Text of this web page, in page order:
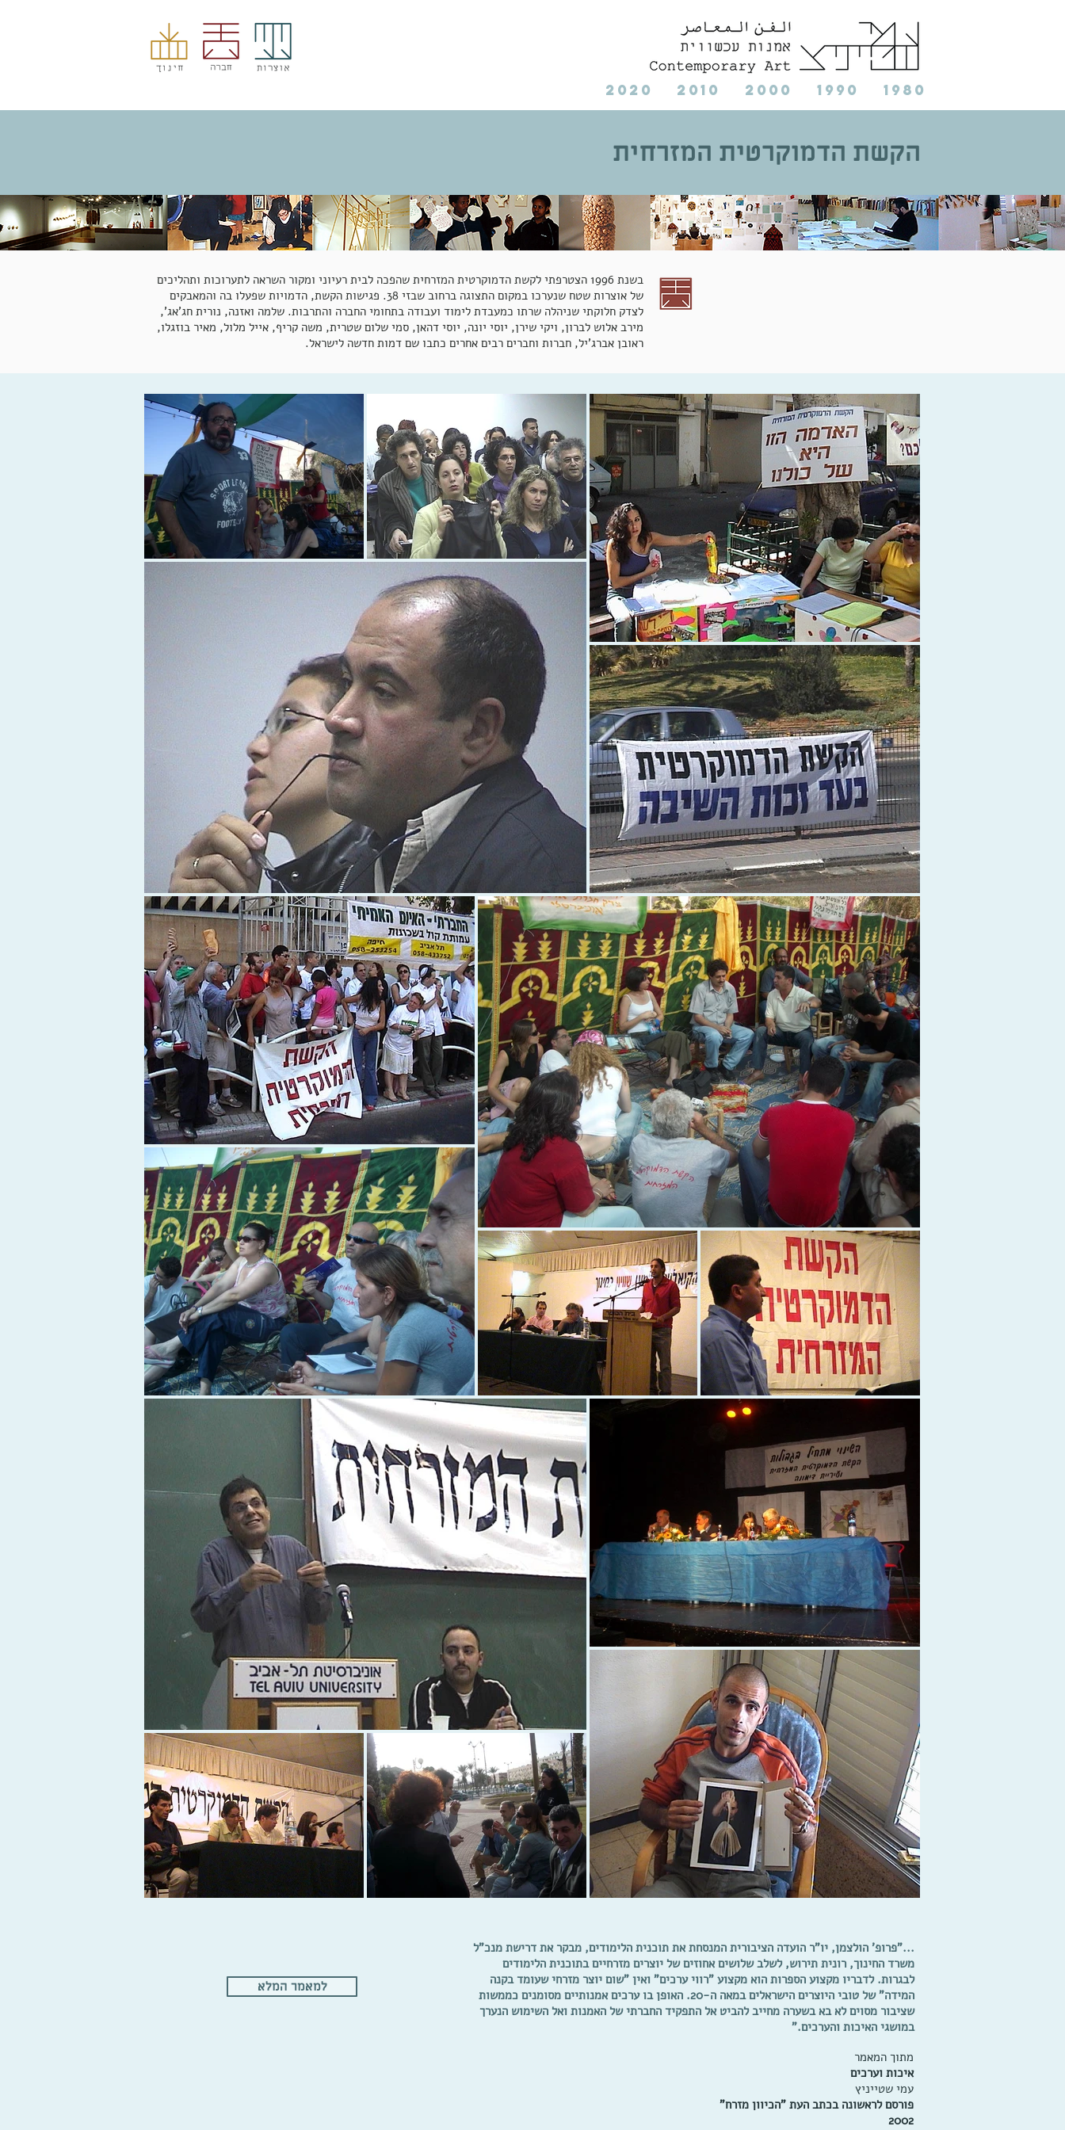
1980
1990
2000
2010
2020
הקשת הדמוקרטית המזרחית
בשנת 1996 הצטרפתי לקשת הדמוקרטית המזרחית שהפכה לבית רעיוני ומקור השראה לתערוכות ותהליכים
של אוצרות שטח שנערכו במקום התצוגה ברחוב שבזי 38. פגישות הקשת, הדמויות שפעלו בה והמאבקים
לצדק חלוקתי שניהלה שרתו כמעבדת לימוד ועבודה בתחומי החברה והתרבות. שלמה ואזנה, נורית חג'אג',
מירב אלוש לברון, ויקי שירן, יוסי יונה, יוסי דהאן, סמי שלום שטרית, משה קריף, אייל מלול, מאיר בוזגלו,
ראובן אברג'יל, חברות וחברים רבים אחרים כתבו שם דמות חדשה לישראל.
למאמר המלא
..."פרופ' הולצמן, יו"ר הועדה הציבורית המנסחת את תוכנית הלימודים, מבקר את דרישת מנכ"ל
משרד החינוך, רונית תירוש, לשלב שלושים אחוזים של יוצרים מזרחיים בתוכנית הלימודים
לבגרות. לדבריו מקצוע הספרות הוא מקצוע "רווי ערכים" ואין "שום יוצר מזרחי שעומד בקנה
המידה" של טובי היוצרים הישראלים במאה ה-20. האופן בו ערכים אמנותיים מסומנים כממשות
שציבור מסוים לא בא בשערה מחייב להביט אל התפקיד החברתי של האמנות ואל השימוש הנערך
במושגי האיכות והערכים."
מתוך המאמר
איכות וערכים
עמי שטייניץ
פורסם לראשונה בכתב העת "הכיוון מזרח"
2002